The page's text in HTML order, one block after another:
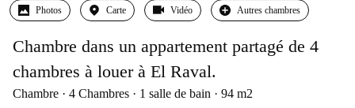
Photos Carte Vidéo Autres chambres
Chambre dans un appartement partagé de 4
chambres à louer à El Raval.
Chambre 4 Chambres 1 salle de bain 94 m2